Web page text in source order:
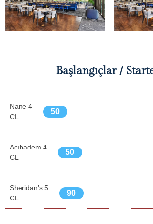
Başlangıçlar /
Nane 4
CL
50
Acıbadem 4
CL
50
Sheridan’s 5
CL
90